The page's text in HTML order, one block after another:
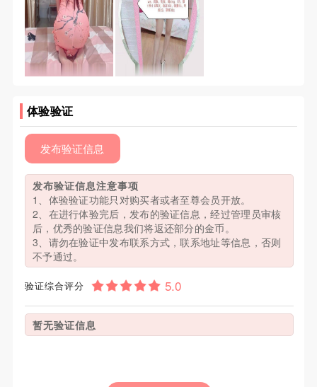
体验验证
发布验证信息
发布验证信息注意事项
1、体验验证功能只对购买者或者至尊会员开放。
2、在进行体验完后，发布的验证信息，经过管理员审核
后，优秀的验证信息我们将返还部分的金币。
3、请勿在验证中发布联系方式，联系地址等信息，否则
不予通过。
验证综合评分
暂无验证信息